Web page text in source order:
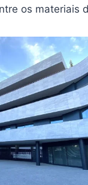
os materiais